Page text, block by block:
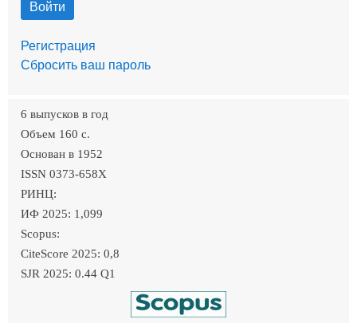
Регистрация
Сбросить ваш пароль
6 выпусков в год
Объем 160 c.
Основан в 1952
ISSN 0373-658X
РИНЦ:
ИФ 2025: 1,099
Scopus:
CiteScore 2025: 0,8
SJR 2025: 0.44 Q1